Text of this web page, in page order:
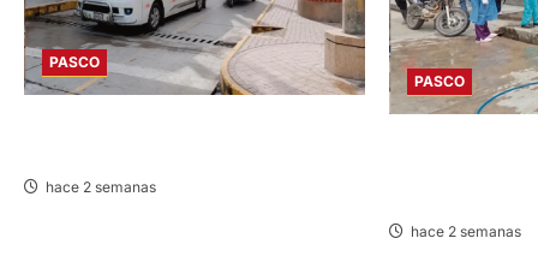
PASCO
hace 2 semanas
PASCO
hace 2 semanas